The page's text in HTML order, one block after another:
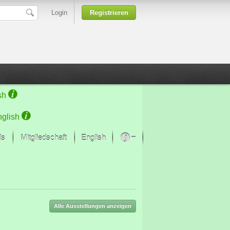
Login Registrieren
Mitgliedschaft English
Kunsthäuser
Alle Ausstellungen anzeigen